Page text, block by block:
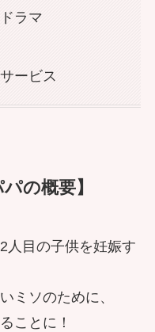
ラマ
ービス
の概要】
人目の子供を妊娠す
ミソのために、
ことに！